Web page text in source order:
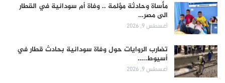
مأساة وحادثة مؤلمة .. وفاة أم سودانية في القطار
الى مصر…
أغسطس 9, 2026
تضارب الروايات حول وفاة سودانية بحادث قطار في
أسيوط..…
أغسطس 9, 2026